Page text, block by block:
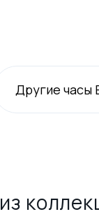
Другие часы